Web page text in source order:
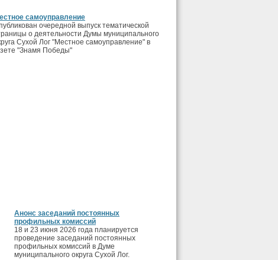
самоуправление
очередной выпуск тематической
о деятельности Думы муниципального
Сухой Лог "Местное самоуправление" в
"Знамя Победы"
Анонс заседаний постоянных
профильных комиссий
18 и 23 июня 2026 года планируется
проведение заседаний постоянных
профильных комиссий в Думе
муниципального округа Сухой Лог.